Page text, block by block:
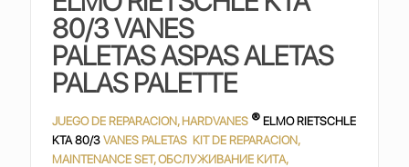
80/3 VANES
PALETAS ASPAS ALETAS
PALAS PALETTE
JUEGO DE REPARACION, HARDVANES ® ELMO RIETSCHLE
KTA 80/3 VANES PALETAS KIT DE REPARACION,
MAINTENANCE SET, ОБСЛУЖИВАНИЕ КИТА,